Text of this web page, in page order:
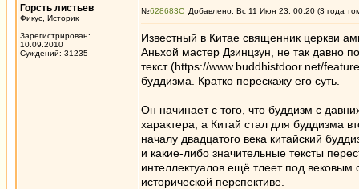
Горсть листьев
Фикус, Историк
Зарегистрирован:
10.09.2010
Суждений: 31235
№628683 Добавлено: Вс 11 Июн 23, 00:20 (3 года
Известный в Китае священник церкви
Аньхой мастер Дзинцзун, не так давно
текст (https://www.buddhistdoor.net/
буддизма. Кратко перескажу его суть.
Он начинает с того, что буддизм с
характера, а Китай стал для буддизма
началу двадцатого века китайский
и какие-либо значительные тексты
интеллектуалов ещё тлеет под
исторической перспективе.